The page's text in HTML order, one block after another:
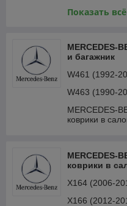
MERCEDES-
в салон и
салон и
MERCEDES-
Показать всё
MERCEDES-
и багажник
W461 (1992-
W463 (1990-
MERCEDES-
коврики в
MERCEDES-
коврики в
X164 (2006-
X166 (2012-